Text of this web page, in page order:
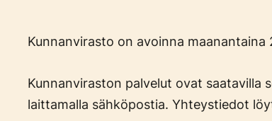
Kunnanvirasto on avoinna maanantaina
Kunnanviraston palvelut ovat saatavilla
laittamalla sähköpostia. Yhteystiedot